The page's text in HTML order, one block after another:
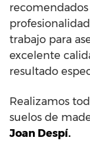
trabajo para
excelente
resultado
Realizamos
suelos de
Joan Despí.